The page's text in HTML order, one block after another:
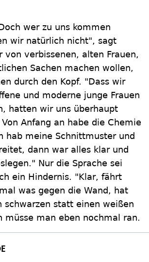
wer zu uns kommen
wir natürlich nicht", sagt
von verbissenen, alten Frauen,
Sachen machen wollen,
durch den Kopf. "Dass wir
und moderne junge Frauen
hatten wir uns überhaupt
Anfang an habe die Chemie
hab meine Schnittmuster und
dann war alles klar und
Nur die Sprache sei
ein Hindernis. "Klar, fährt
was gegen die Wand, hat
schwarzen statt einen weißen
müsse man eben nochmal ran.